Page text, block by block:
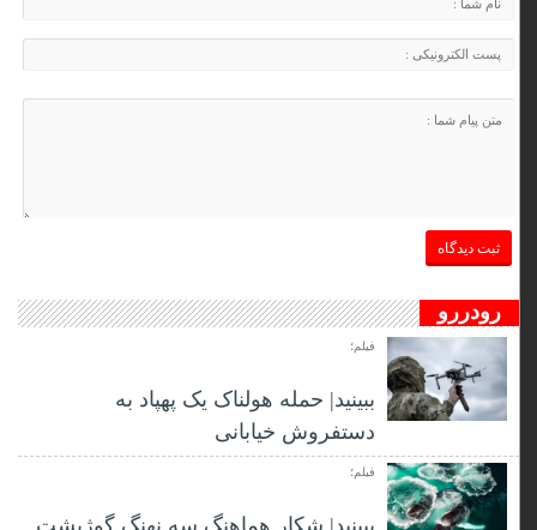
رودررو
فیلم؛
ببینید| حمله هولناک یک پهپاد به
دستفروش خیابانی
فیلم؛
ببینید| شکار هماهنگ سه نهنگ گوژپشت